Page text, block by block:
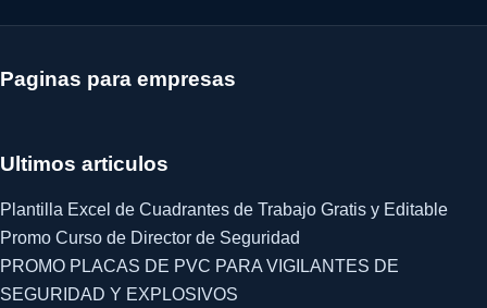
Paginas para empresas
Ultimos articulos
Plantilla Excel de Cuadrantes de Trabajo Gratis y Editable
Promo Curso de Director de Seguridad
PROMO PLACAS DE PVC PARA VIGILANTES DE
SEGURIDAD Y EXPLOSIVOS